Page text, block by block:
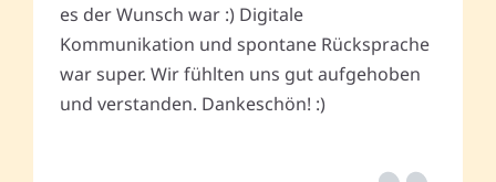
es der Wunsch war :) Digitale
Kommunikation und spontane Rücksprache
war super. Wir fühlten uns gut aufgehoben
und verstanden. Dankeschön! :)